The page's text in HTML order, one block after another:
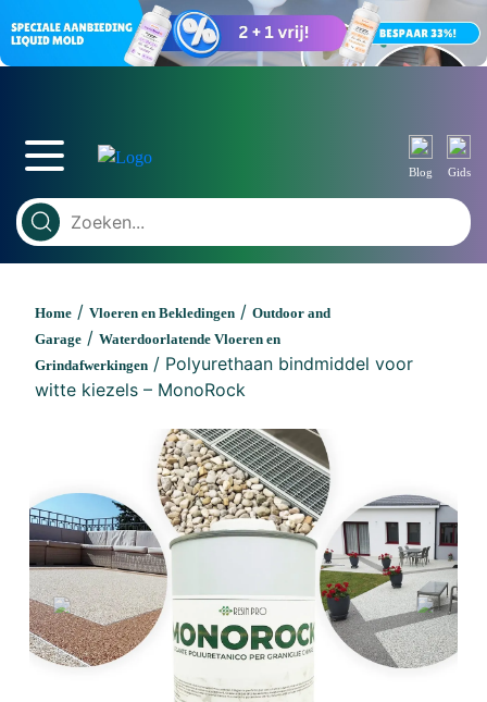
Blog Gids
Home / Vloeren en Bekledingen / Outdoor and
Garage / Waterdoorlatende Vloeren en
Grindafwerkingen / Polyurethaan bindmiddel voor
witte kiezels – MonoRock
Previous Next